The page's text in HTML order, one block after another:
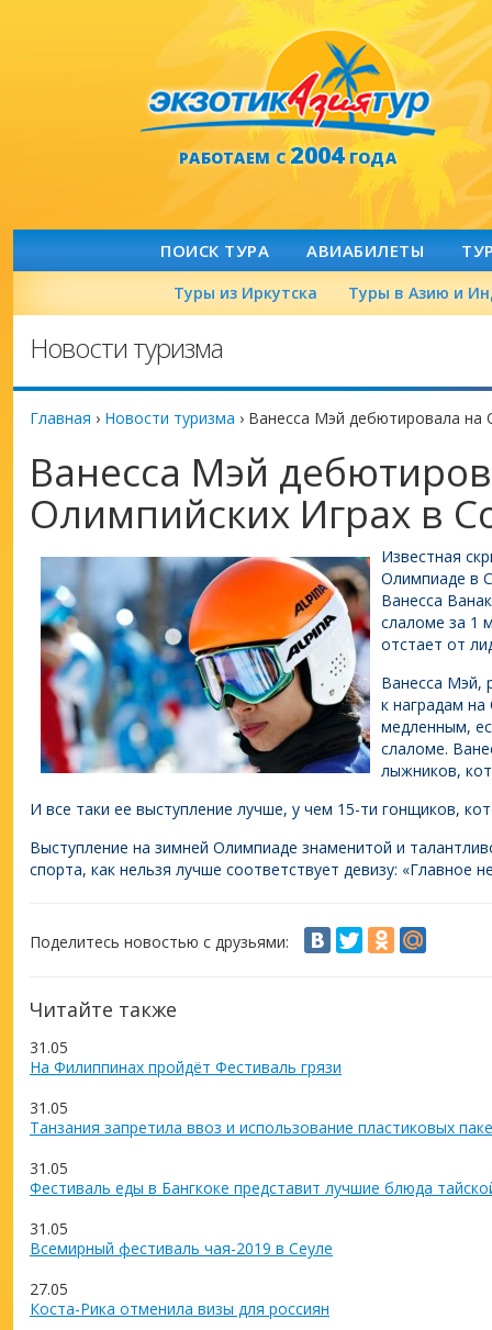
РАБОТАЕМ С2004ГОДА
ПОИСК ТУРА АВИАБИЛЕТЫ
Туры из Иркутска Туры в Азию и
Новости туризма
Главная › Новости туризма › Ванесса Мэй дебютировала на
Ванесса Мэй
Олимпийских Играх в
Известная
Олимпиаде в
Ванесса
слаломе за 1
отстает от
Ванесса Мэй,
к наградам
медленным,
слаломе.
лыжников,
И все таки ее выступление лучше, у чем 15-ти гонщиков,
Выступление на зимней Олимпиаде знаменитой и
спорта, как нельзя лучше соответствует девизу: «Главное
Поделитесь новостью с друзьями:
Читайте также
31.05
На Филиппинах пройдёт Фестиваль грязи
31.05
Танзания запретила ввоз и использование пластиковых
31.05
Фестиваль еды в Бангкоке представит лучшие блюда
31.05
Всемирный фестиваль чая-2019 в Сеуле
27.05
Коста-Рика отменила визы для россиян